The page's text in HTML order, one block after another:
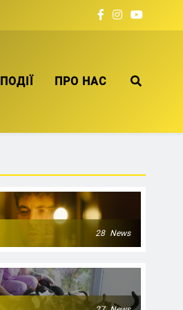
ПОДІЇ ПРО НАС
28 News